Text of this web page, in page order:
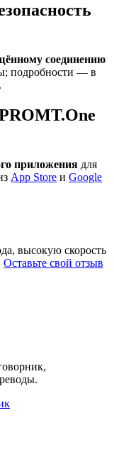
соединению
подробности — в
приложения для
App Store и Google
высокую скорость
Оставьте свой отзыв